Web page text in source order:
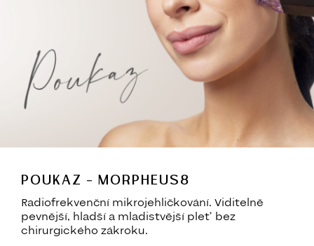
POUKAZ – MORPHEUS8
Radiofrekvenční mikrojehličkování. Viditelně
pevnější, hladší a mladistvější pleť bez
chirurgického zákroku.